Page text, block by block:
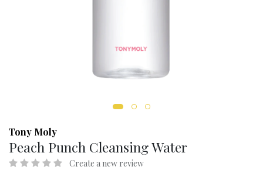
Tony Moly
Peach Punch Cleansing Water
Create a new review